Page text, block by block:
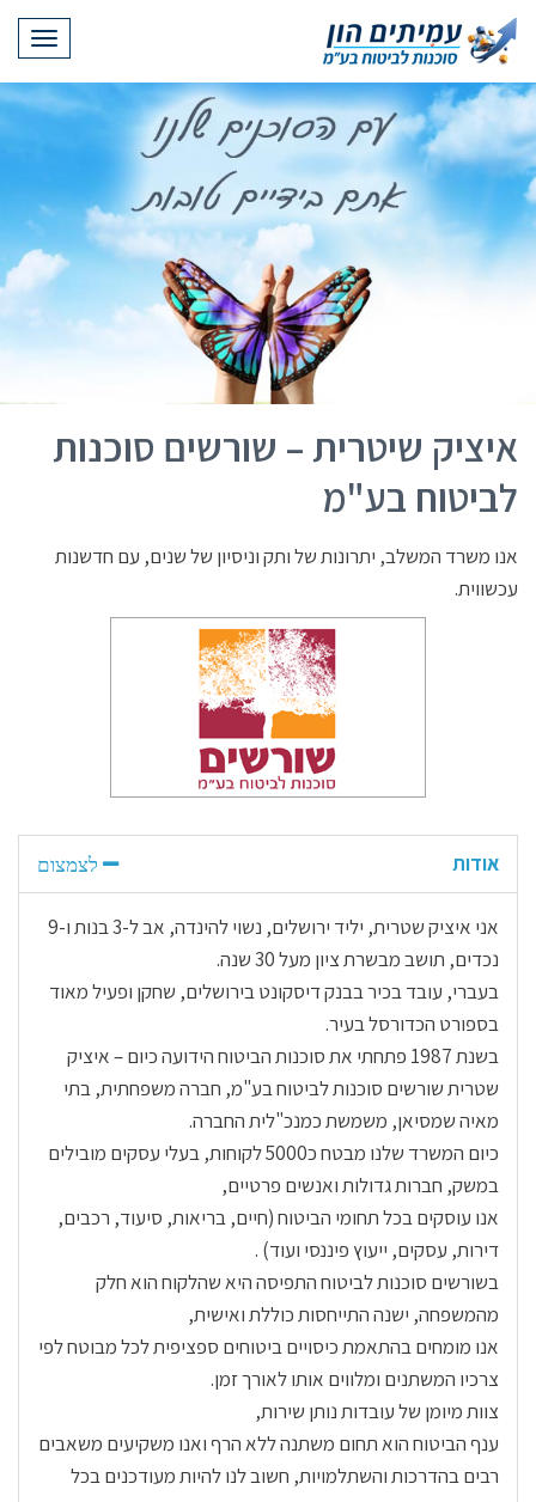
איציק שיטרית – שורשים סוכנות
לביטוח בע"מ
אנו משרד המשלב, יתרונות של ותק וניסיון של שנים, עם חדשנות
עכשווית.
אודות
אני איציק שטרית, יליד ירושלים, נשוי להינדה, אב ל-3 בנות ו-9
נכדים, תושב מבשרת ציון מעל 30 שנה.
בעברי, עובד בכיר בבנק דיסקונט בירושלים, שחקן ופעיל מאוד
בספורט הכדורסל בעיר.
בשנת 1987 פתחתי את סוכנות הביטוח הידועה כיום – איציק
שטרית שורשים סוכנות לביטוח בע"מ, חברה משפחתית, בתי
מאיה שמסיאן, משמשת כמנכ"לית החברה.
כיום המשרד שלנו מבטח כ5000 לקוחות, בעלי עסקים מובילים
במשק, חברות גדולות ואנשים פרטיים,
אנו עוסקים בכל תחומי הביטוח (חיים, בריאות, סיעוד, רכבים,
דירות, עסקים, ייעוץ פיננסי ועוד) .
בשורשים סוכנות לביטוח התפיסה היא שהלקוח הוא חלק
מהמשפחה, ישנה התייחסות כוללת ואישית,
אנו מומחים בהתאמת כיסויים ביטוחים ספציפית לכל מבוטח לפי
צרכיו המשתנים ומלווים אותו לאורך זמן.
צוות מיומן של עובדות נותן שירות,
ענף הביטוח הוא תחום משתנה ללא הרף ואנו משקיעים משאבים
רבים בהדרכות והשתלמויות, חשוב לנו להיות מעודכנים בכל